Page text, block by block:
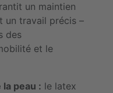
un maintien
un travail précis –
des
et le
peau : le latex